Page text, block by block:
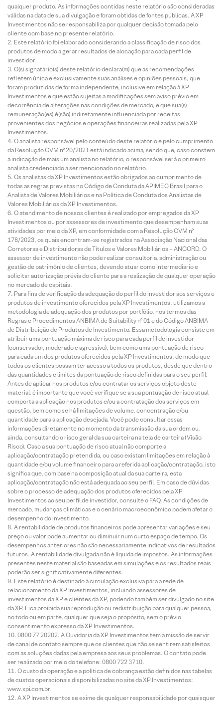
qualquer produto. As informações contidas neste relatório são consideradas
válidas na data de sua divulgação e foram obtidas de fontes públicas. A XP
Investimentos não se responsabiliza por qualquer decisão tomada pelo
cliente com base no presente relatório.
Este relatório foi elaborado considerando a classificação de risco dos
produtos de modo a gerar resultados de alocação para cada perfil de
investidor.
O(s) signatário(s) deste relatório declara(m) que as recomendações
refletem única e exclusivamente suas análises e opiniões pessoais, que
foram produzidas de forma independente, inclusive em relação à XP
Investimentos e que estão sujeitas a modificações sem aviso prévio em
decorrência de alterações nas condições de mercado, e que sua(s)
remuneração(es) é(são) indiretamente influenciada por receitas
provenientes dos negócios e operações financeiras realizadas pela XP
Investimentos.
O analista responsável pelo conteúdo deste relatório e pelo cumprimento
da Resolução CVM nº 20/2021 está indicado acima, sendo que, caso constem
a indicação de mais um analista no relatório, o responsável será o primeiro
analista credenciado a ser mencionado no relatório.
Os analistas da XP Investimentos estão obrigados ao cumprimento de
todas as regras previstas no Código de Conduta da APIMEC Brasil para o
Analista de Valores Mobiliários e na Política de Conduta dos Analistas de
Valores Mobiliários da XP Investimentos.
O atendimento de nossos clientes é realizado por empregados da XP
Investimentos ou por assessores de investimento que desempenham suas
atividades por meio da XP, em conformidade com a Resolução CVM nº
178/2023, os quais encontram-se registrados na Associação Nacional das
Corretoras e Distribuidoras de Títulos e Valores Mobiliários – ANCORD. O
assessor de investimento não pode realizar consultoria, administração ou
gestão de patrimônio de clientes, devendo atuar como intermediário e
solicitar autorização prévia do cliente para a realização de qualquer operação
no mercado de capitais.
Para fins de verificação da adequação do perfil do investidor aos serviços e
produtos de investimento oferecidos pela XP Investimentos, utilizamos a
metodologia de adequação dos produtos por portfólio, nos termos das
Regras e Procedimentos ANBIMA de Suitability nº 01 e do Código ANBIMA
de Distribuição de Produtos de Investimento. Essa metodologia consiste em
atribuir uma pontuação máxima de risco para cada perfil de investidor
(conservador, moderado e agressivo), bem como uma pontuação de risco
para cada um dos produtos oferecidos pela XP Investimentos, de modo que
todos os clientes possam ter acesso a todos os produtos, desde que dentro
das quantidades e limites da pontuação de risco definidas para o seu perfil.
Antes de aplicar nos produtos e/ou contratar os serviços objeto deste
material, é importante que você verifique se a sua pontuação de risco atual
comporta a aplicação nos produtos e/ou a contratação dos serviços em
questão, bem como se há limitações de volume, concentração e/ou
quantidade para a aplicação desejada. Você pode consultar essas
informações diretamente no momento da transmissão da sua ordem ou,
ainda, consultando o risco geral da sua carteira na tela de carteira (Visão
Risco). Caso a sua pontuação de risco atual não comporte a
aplicação/contratação pretendida, ou caso existam limitações em relação à
quantidade e/ou volume financeiro para a referida aplicação/contratação, isto
significa que, com base na composição atual da sua carteira, esta
aplicação/contratação não está adequada ao seu perfil. Em caso de dúvidas
sobre o processo de adequação dos produtos oferecidos pela XP
Investimentos ao seu perfil de investidor, consulte o FAQ. As condições de
mercado, mudanças climáticas e o cenário macroeconômico podem afetar o
desempenho do investimento.
A rentabilidade de produtos financeiros pode apresentar variações e seu
preço ou valor pode aumentar ou diminuir num curto espaço de tempo. Os
desempenhos anteriores não são necessariamente indicativos de resultados
futuros. A rentabilidade divulgada não é líquida de impostos. As informações
presentes neste material são baseadas em simulações e os resultados reais
poderão ser significativamente diferentes.
Este relatório é destinado à circulação exclusiva para a rede de
relacionamento da XP Investimentos, incluindo assessores de
investimentos da XP e clientes da XP, podendo também ser divulgado no site
da XP. Fica proibida sua reprodução ou redistribuição para qualquer pessoa,
no todo ou em parte, qualquer que seja o propósito, sem o prévio
consentimento expresso da XP Investimentos.
0800 77 20202. A Ouvidoria da XP Investimentos tem a missão de servir
de canal de contato sempre que os clientes que não se sentirem satisfeitos
com as soluções dadas pela empresa aos seus problemas. O contato pode
ser realizado por meio do telefone: 0800 722 3710.
O custo da operação e a política de cobrança estão definidos nas tabelas
de custos operacionais disponibilizadas no site da XP Investimentos:
www.xpi.com.br.
A XP Investimentos se exime de qualquer responsabilidade por quaisquer